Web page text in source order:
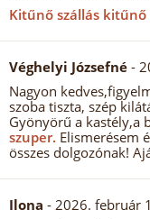
Kitűnő szállás kitűnő
Véghelyi Józsefné -
Nagyon
szoba tiszta, szép
Gyönyörű a kastély,a
szuper. Elismerésem
összes dolgozónak!
Ilona - 2026. február